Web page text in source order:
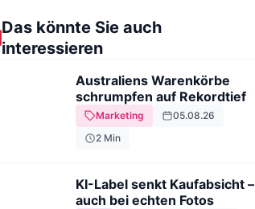
Das könnte Sie auch
interessieren
Australiens Warenkörbe
schrumpfen auf Rekordtief
Marketing
05.08.26
2 Min
KI-Label senkt Kaufabsicht –
auch bei echten Fotos